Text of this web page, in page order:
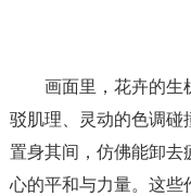
画面里，花卉的生
驳肌理、灵动的色调碰
置身其间，仿佛能卸去
心的平和与力量。这些